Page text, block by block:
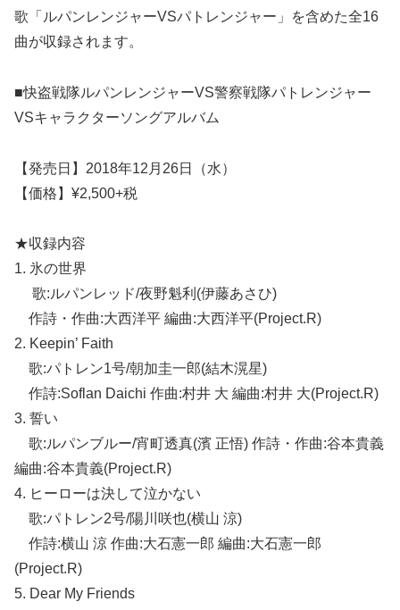
歌「ルパンレンジャーVSパトレンジャー」を含めた全16
曲が収録されます。
■快盗戦隊ルパンレンジャーVS警察戦隊パトレンジャー
VSキャラクターソングアルバム
【発売日】2018年12月26日（水）
【価格】¥2,500+税
★収録内容
1. 氷の世界
歌:ルパンレッド/夜野魁利(伊藤あさひ)
作詩・作曲:大西洋平 編曲:大西洋平(Project.R)
2. Keepin’ Faith
歌:パトレン1号/朝加圭一郎(結木滉星)
作詩:Soflan Daichi 作曲:村井 大 編曲:村井 大(Project.R)
3. 誓い
歌:ルパンブルー/宵町透真(濱 正悟) 作詩・作曲:谷本貴義
編曲:谷本貴義(Project.R)
4. ヒーローは決して泣かない
歌:パトレン2号/陽川咲也(横山 涼)
作詩:横山 涼 作曲:大石憲一郎 編曲:大石憲一郎
(Project.R)
5. Dear My Friends